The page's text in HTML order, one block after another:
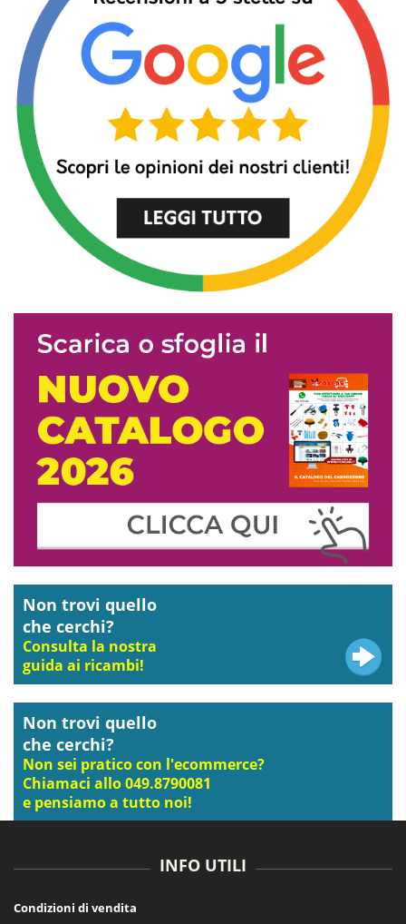
Non trovi quello
che cerchi?
Consulta la nostra
guida ai ricambi!
Non trovi quello
che cerchi?
Non sei pratico con l'ecommerce?
Chiamaci allo 049.8790081
e pensiamo a tutto noi!
INFO UTILI
Condizioni di vendita